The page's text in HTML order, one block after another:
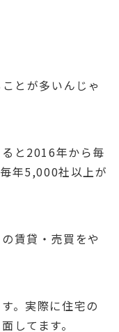
とが多いんじゃ
と2016年から毎
年5,000社以上が
賃貸・売買をや
。実際に住宅の
してます。